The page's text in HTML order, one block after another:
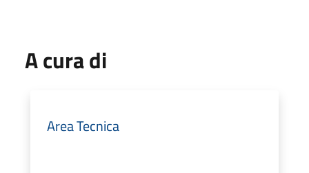
A cura di
Area Tecnica